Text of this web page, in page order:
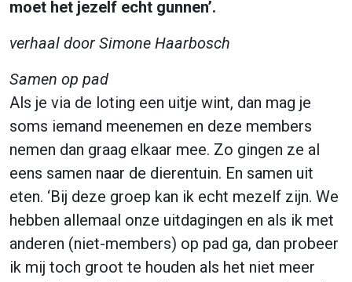
moet het jezelf echt gunnen’.
verhaal door Simone Haarbosch
Samen op pad
Als je via de loting een uitje wint, dan mag je
soms iemand meenemen en deze members
nemen dan graag elkaar mee. Zo gingen ze al
eens samen naar de dierentuin. En samen uit
eten. ‘Bij deze groep kan ik echt mezelf zijn. We
hebben allemaal onze uitdagingen en als ik met
anderen (niet-members) op pad ga, dan probeer
ik mij toch groot te houden als het niet meer